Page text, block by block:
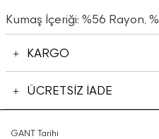
Kumaş İçeriği: %56 Rayon,
KARGO
ÜCRETSİZ İADE
GANT Tarihi